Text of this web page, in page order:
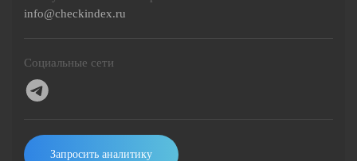
info@checkindex.ru
Социальные сети
Запросить аналитику